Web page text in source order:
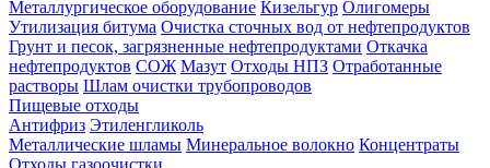
Металлургическое оборудование Кизельгур Олигомеры
Утилизация битума Очистка сточных вод от нефтепродуктов
Грунт и песок, загрязненные нефтепродуктами Откачка
нефтепродуктов СОЖ Мазут Отходы НПЗ Отработанные
растворы Шлам очистки трубопроводов
Пищевые отходы
Антифриз Этиленгликоль
Металлические шламы Минеральное волокно Концентраты
Отходы газоочистки